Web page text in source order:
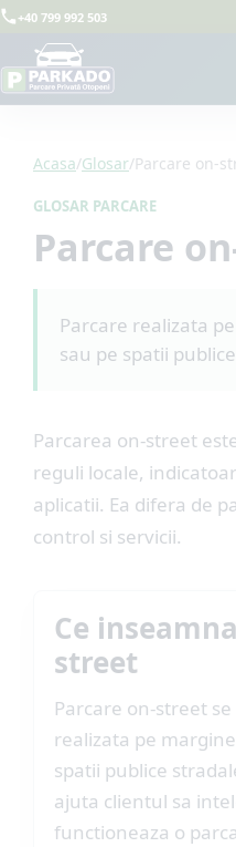
+40 799 992 503
Acasa/Glosar/Parcare on-
GLOSAR PARCARE
Parcare
Parcare realizata
sau pe spatii
Parcarea on-street
reguli locale,
aplicatii. Ea difera de
control si servicii.
Ce
street
Parcare on-street
realizata pe
spatii publice
ajuta clientul sa
functioneaza o